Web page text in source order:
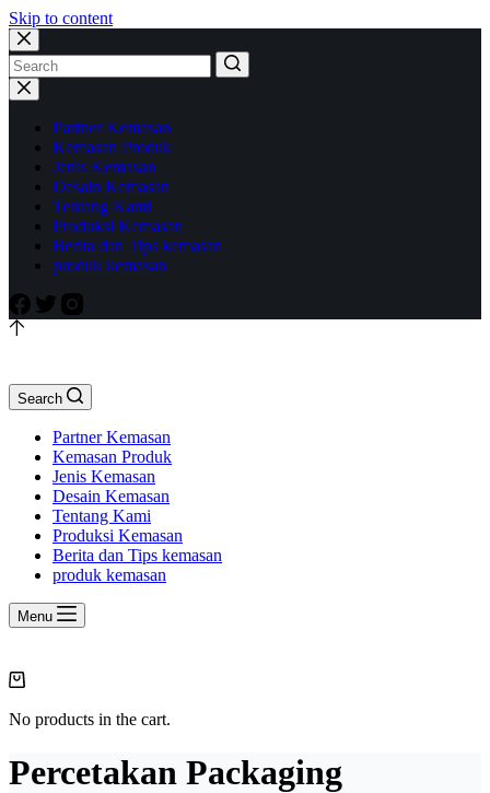
Skip to content
Partner Kemasan
Kemasan Produk
Jenis Kemasan
Desain Kemasan
Tentang Kami
Produksi Kemasan
Berita dan Tips kemasan
produk kemasan
Search
Partner Kemasan
Kemasan Produk
Jenis Kemasan
Desain Kemasan
Tentang Kami
Produksi Kemasan
Berita dan Tips kemasan
produk kemasan
Menu
Shopping
No products in the cart.
Percetakan Packaging